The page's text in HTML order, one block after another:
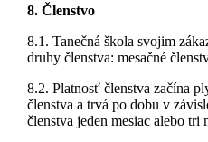
8. Členstvo
8.1. Tanečná škola svojim
druhy členstva: mesačné
8.2. Platnosť členstva začína
členstva a trvá po dobu v
členstva jeden mesiac alebo tri